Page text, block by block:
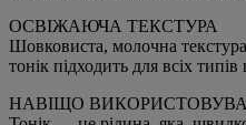
ОСВІЖАЮЧА ТЕКСТУРА
Шовковиста, молочна
тонік підходить для всіх
НАВІЩО